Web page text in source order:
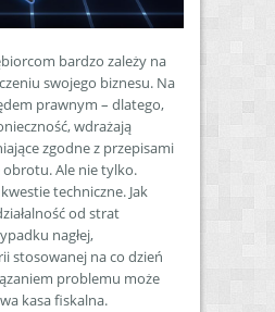
bardzo zależy na
swojego biznesu. Na
prawnym – dlatego,
wdrażają
zgodne z przepisami
Ale nie tylko.
techniczne. Jak
od strat
nagłej,
stosowanej na co dzień
problemu może
kasa fiskalna.